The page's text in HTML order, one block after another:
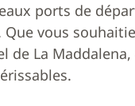
ports de
vous
de La